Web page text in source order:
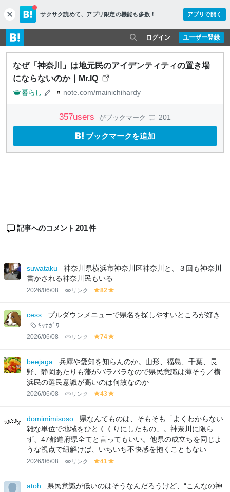
c
l
o
s
e
サクサク読めて、 アプリ限定の機能も多数！ アプリで開く
ユーザー登録
ログイン
なぜ「神奈川」は地元民のアイデンティティの置き場
にならないのか｜Mr.IQ
暮らし note.com/mainichihardy
357users がブックマーク 201
ブックマークを追加
記事へのコメント 201件
suwataku
神奈川県横浜市神奈川区神奈川と、３回も神奈川
書かされる神奈川民もいる
2026/06/08 リンク
y
lo
82
lo
cess プルダウンメニューで県名を探しやすいところが好き
ｷｬﾅｶﾞﾜ
2026/06/08 リンク
y
lo
w
74
lo
w
beejaga
兵庫や愛知を知らんのか。山形、福島、千葉、長
野、静岡あたりも藩がバラバラなので県民意識は薄そう／横
浜民の選民意識が高いのは何故なのか
2026/06/08 リンク
y
lo
w
43
lo
w
domimimisoso
県なんてものは、そもそも「よくわからない
雑な単位で地域をひとくくりにしたもの」。神奈川に限ら
ず、47都道府県全てと言ってもいい。他県の成立ちを同じよ
うな視点で紐解けば、いちいち不快感を抱くこともない
2026/06/08 リンク
y
lo
41
lo
atoh
県民意識が低いのはそうなんだろうけど、“こんなの神